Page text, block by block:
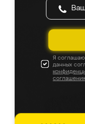
Я
данных